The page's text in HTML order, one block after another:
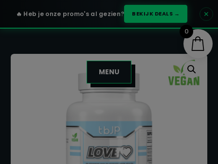
🔥 Heb je onze promo's al gezien? BEKIJK DEALS → ✕
MENU
0